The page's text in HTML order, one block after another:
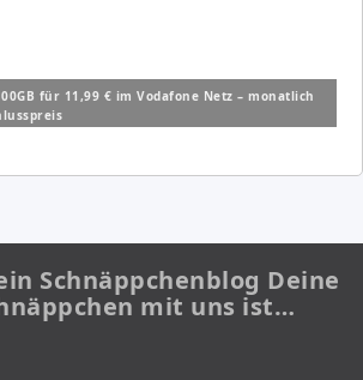
für 11,99 € im Vodafone Netz – monatlich
Schnäppchenblog Deine
mit uns ist…